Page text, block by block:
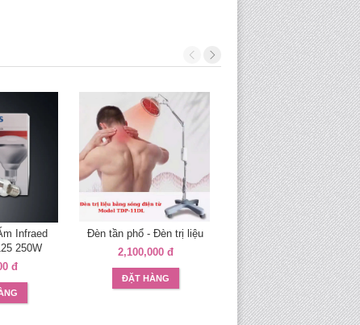
Infraed
250W
đ
Đèn tần phổ - Đèn trị liệu
2,100,000 đ
ĐẶT HÀNG
Đèn cực tím 120cm 1
1,110,000 đ
ĐẶT HÀNG